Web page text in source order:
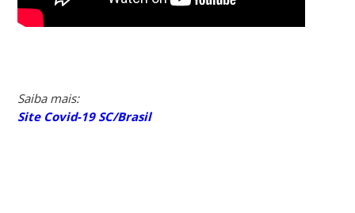
Saiba mais:
Site Covid-19 SC/Brasil